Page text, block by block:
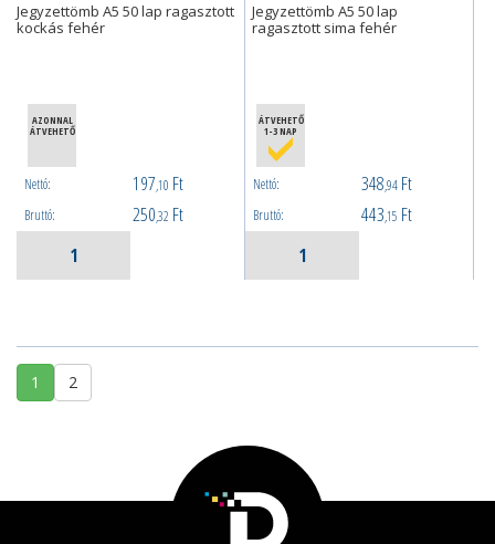
Jegyzettömb A5 50 lap ragasztott
kockás fehér
AZONNAL
ÁTVEHETŐ
Nettó: 197,10 Ft
Bruttó: 250,32 Ft
Jegyzettömb A5 50 lap
ragasztott sima fehér
ÁTVEHETŐ
1-3 NAP
Nettó: 348,94 Ft
Bruttó: 443,15 Ft
1 2